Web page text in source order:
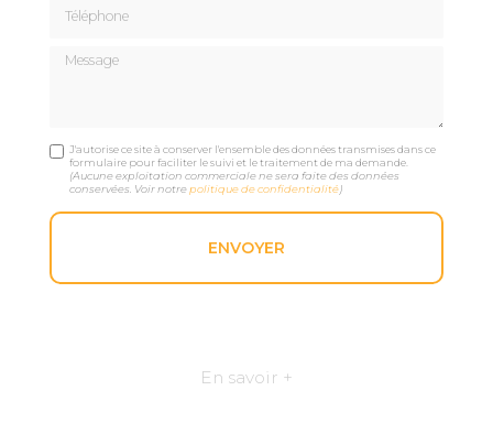
Message
J'autorise ce site à conserver l'ensemble des données transmises dans ce
formulaire pour faciliter le suivi et le traitement de ma demande.
(Aucune exploitation commerciale ne sera faite des données
conservées. Voir notrepolitique de confidentialité)
En savoir +